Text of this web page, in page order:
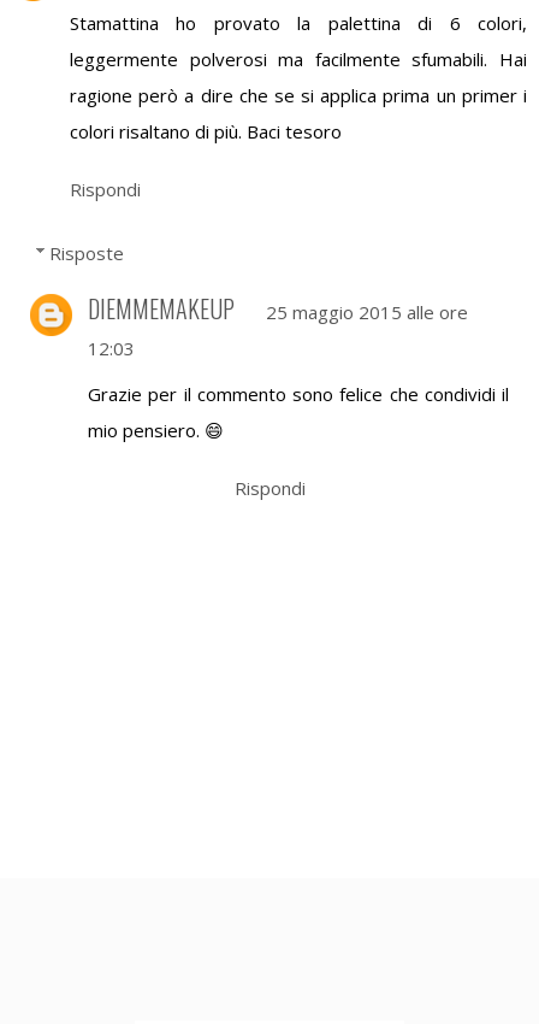
Stamattina ho provato la palettina di 6 colori,
leggermente polverosi ma facilmente sfumabili. Hai
ragione però a dire che se si applica prima un primer i
colori risaltano di più. Baci tesoro
Rispondi
Risposte
DIEMMEMAKEUP
25 maggio 2015 alle ore
12:03
Grazie per il commento sono felice che condividi il
mio pensiero. 😄
Rispondi